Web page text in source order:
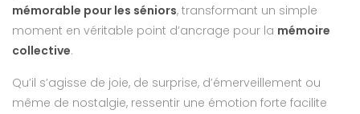
mémorable pour les séniors, transformant un simple
moment en véritable point d’ancrage pour la mémoire
collective.
Qu’il s’agisse de joie, de surprise, d’émerveillement ou
même de nostalgie, ressentir une émotion forte facilite